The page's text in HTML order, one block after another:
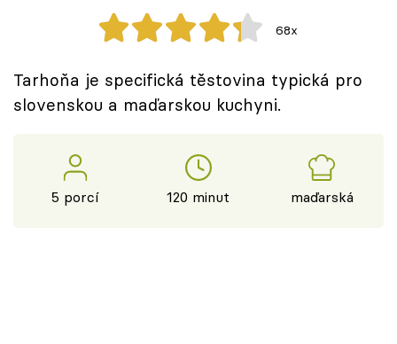
Těhotnej kuchař
Sledujte prima+
Sledujte nás
68x
Tarhoňa je specifická těstovina typická pro
slovenskou a maďarskou kuchyni.
5 porcí 120 minut maďarská